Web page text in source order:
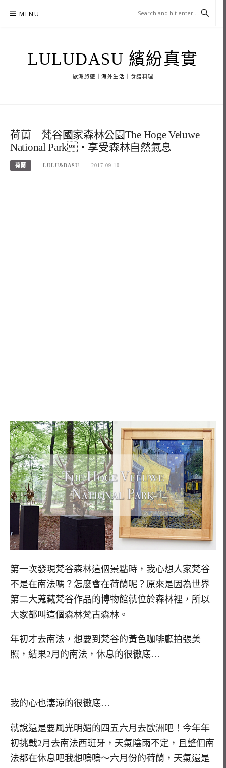
MENU
LULUDASU 繽紛真實
歐洲旅遊｜海外生活｜食譜料理
荷蘭｜梵谷國家森林公園The Hoge Veluwe
National Park・享受森林自然氣息
荷蘭 LULU&DASU 2017-09-10
第一次發現梵谷森林這個景點時，我心想人家梵谷
不是在南法嗎？怎麼會在荷蘭呢？原來是因為世界
第二大蒐藏梵谷作品的博物館就位於森林裡，所以
大家都叫這個森林梵古森林。
年初才去南法，想要到梵谷的黃色咖啡廳拍張美
照，結果2月的南法，休息的很徹底…
我的心也淒涼的很徹底…
就說還是要風光明媚的四五六月去歐洲吧！今年年
初挑戰2月去南法西班牙，天氣陰雨不定，且整個南
法都在休息吧我想嗚嗚～六月份的荷蘭，天氣還是